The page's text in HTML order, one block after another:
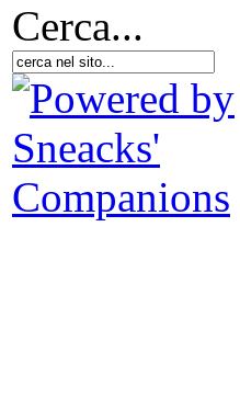
Cerca...